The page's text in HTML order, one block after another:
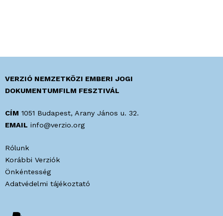
VERZIÓ NEMZETKÖZI EMBERI JOGI
DOKUMENTUMFILM FESZTIVÁL
CÍM 1051 Budapest, Arany János u. 32.
EMAIL info@verzio.org
Rólunk
Korábbi Verziók
Önkéntesség
Adatvédelmi tájékoztató